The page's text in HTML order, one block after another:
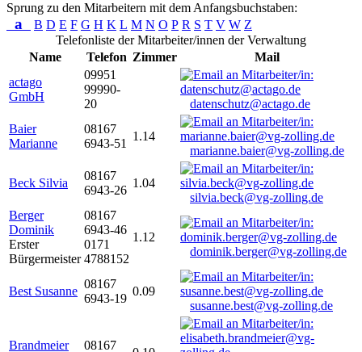
Sprung zu den Mitarbeitern mit dem Anfangsbuchstaben:
a B D E F G H K L M N O P R S T V W Z
Telefonliste der Mitarbeiter/innen der Verwaltung
Name
Telefon Zimmer
Mail
actago
GmbH
09951
99990-
20
datenschutz@actago.de
Baier
Marianne
08167
6943-51
1.14
marianne.baier@vg-zolling.de
Beck Silvia
08167
6943-26
1.04
silvia.beck@vg-zolling.de
Berger
Dominik
Erster
Bürgermeister
08167
6943-46
0171
4788152
1.12
dominik.berger@vg-zolling.de
Best Susanne
08167
6943-19
0.09
susanne.best@vg-zolling.de
Brandmeier
08167